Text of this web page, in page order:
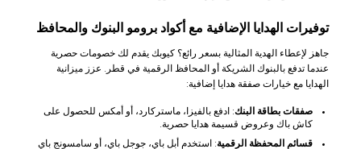
توفيرات الهدايا الإضافية مع أكواد برومو البنوك والمحافظ
جاهز لإعطاء الهدية المثالية بسعر رائع؟ كيوبك يقدم لك خصومات حصرية
عندما تدفع بالبنوك الشريكة أو المحافظ الرقمية في قطر. عزز ميزانية
الهدايا مع خيارات صفقة هدايا إضافية:
صفقات بطاقة البنك: ادفع بالفيزا، ماستركارد، أو أمكس للحصول على
كاش باك وعروض قسيمة هدايا حصرية.
قسائم المحفظة الرقمية: استخدم أبل باي، جوجل باي، أو سامسونج باي